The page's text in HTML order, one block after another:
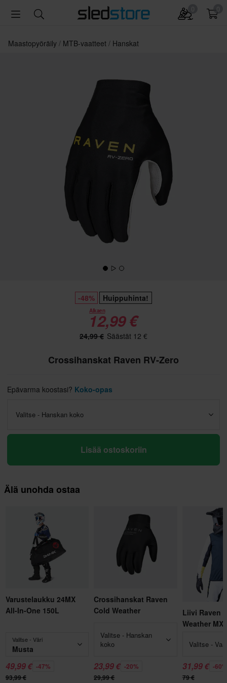
Maastopyöräily MTB-vaatteet Hanskat
-48% Huippuhinta!
Alkaen
12,99 €
24,99 € Säästät 12 €
Crossihanskat Raven RV-Zero
Epävarma koostasi? Koko-opas
Valitse - Hanskan koko
Lisää ostoskoriin
Älä unohda ostaa
Varustelaukku 24MX
All-In-One 150L
Valitse - Väri
Musta
49,99 € -47%
93,99 €
Crossihanskat Raven
Cold Weather
Valitse - Hanskan
koko
23,99 € -20%
29,99 €
Liivi Raven
Weather MX
Valitse -
31,99 € -60%
79 €